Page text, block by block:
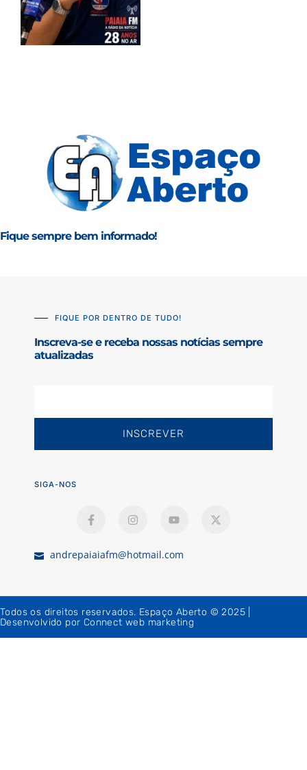
Fique sempre bem informado!
FIQUE POR DENTRO DE TUDO!
Inscreva-se e receba nossas notícias sempre
atualizadas
INSCREVER
SIGA-NOS
andrepaiaiafm@hotmail.com
Todos os direitos reservados. Espaço Aberto © 2025 |
Desenvolvido por Connect web marketing